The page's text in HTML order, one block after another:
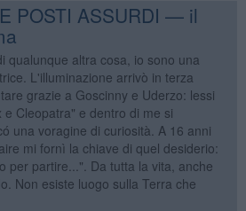
POSTI ASSURDI — il
qualunque altra cosa, io sono una
L'illuminazione arrivò in terza
grazie a Goscinny e Uderzo: lessi
e Cleopatra" e dentro di me si
una voragine di curiosità. A 16 anni
mi fornì la chiave di quel desiderio:
per partire...". Da tutta la vita, anche
Non esiste luogo sulla Terra che